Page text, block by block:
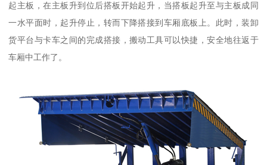
起主板，在主板升到位后搭板开始起升，当搭板起升至与主板成同
一水平面时，起升停止，转而下降搭接到车厢底板上。此时，装卸
货平台与卡车之间的完成搭接，搬动工具可以快捷，安全地往返于
车厢中工作了。